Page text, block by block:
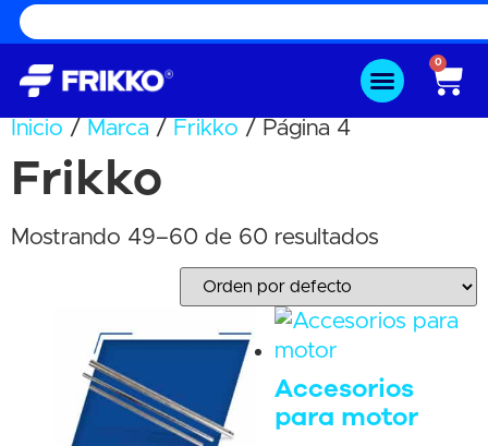
0
Inicio / Marca / Frikko / Página 4
Frikko
Mostrando 49–60 de 60 resultados
Accesorios
para motor